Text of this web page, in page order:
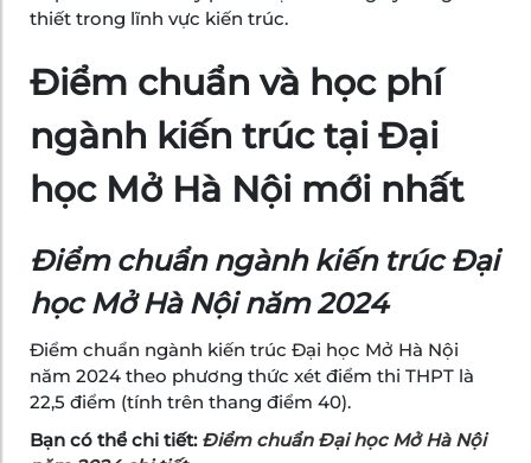
thiết trong lĩnh vực kiến trúc.
Điểm chuẩn và học phí
ngành kiến trúc tại Đại
học Mở Hà Nội mới nhất
Điểm chuẩn ngành kiến trúc Đại
học Mở Hà Nội năm 2024
Điểm chuẩn ngành kiến trúc Đại học Mở Hà Nội
năm 2024 theo phương thức xét điểm thi THPT là
22,5 điểm (tính trên thang điểm 40).
Bạn có thể chi tiết: Điểm chuẩn Đại học Mở Hà Nội